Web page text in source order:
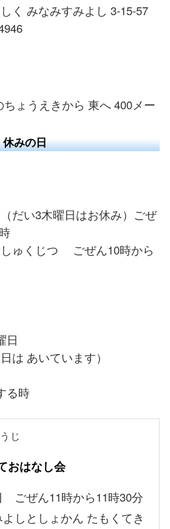
く みなみすみよし 3-15-57
ょうえきから 東へ 400メー
みの日
だい3木曜日はお休み）ごぜ
ゅくじつ ごぜん10時から
日
は あいています）
る時
じ
おはなし会
ごぜん11時から11時30分
よしとしょかん たもくてき